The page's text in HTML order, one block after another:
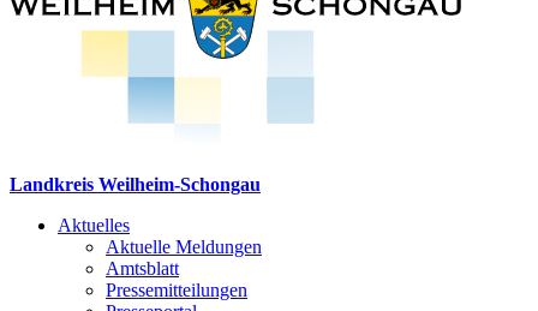
Landkreis Weilheim-Schongau
Aktuelles
Aktuelle Meldungen
Amtsblatt
Pressemitteilungen